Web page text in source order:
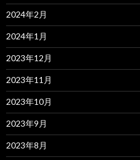
2024年2月
2024年1月
2023年12月
2023年11月
2023年10月
2023年9月
2023年8月